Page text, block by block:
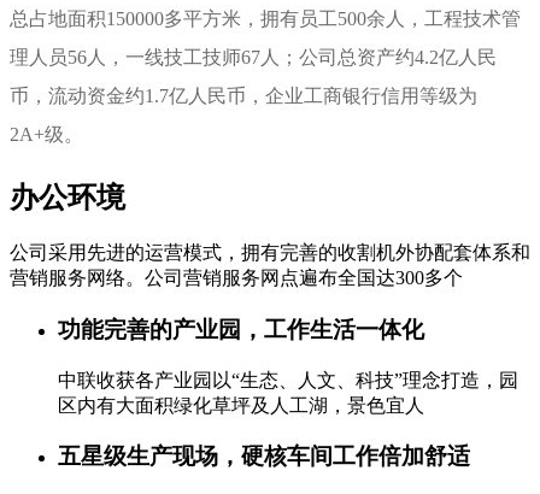
总占地面积150000多平方米，拥有员工500余人，工程技术管
理人员56人，一线技工技师67人；公司总资产约4.2亿人民
币，流动资金约1.7亿人民币，企业工商银行信用等级为
2A+级。
办公环境
公司采用先进的运营模式，拥有完善的收割机外协配套体系和
营销服务网络。公司营销服务网点遍布全国达300多个
功能完善的产业园，工作生活一体化
中联收获各产业园以“生态、人文、科技”理念打造，园
区内有大面积绿化草坪及人工湖，景色宜人
五星级生产现场，硬核车间工作倍加舒适